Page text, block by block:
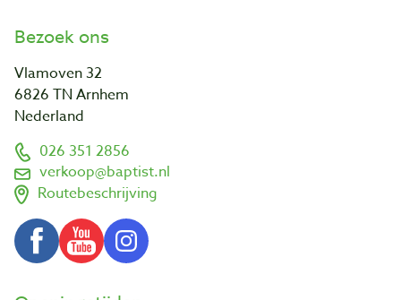
Bezoek ons
Vlamoven 32
6826 TN Arnhem
Nederland
026 351 2856
verkoop@baptist.nl
Routebeschrijving